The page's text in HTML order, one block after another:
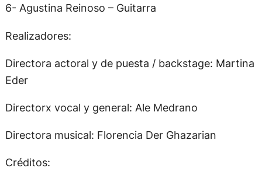
6- Agustina Reinoso – Guitarra
Realizadores:
Directora actoral y de puesta / backstage: Martina
Eder
Directorx vocal y general: Ale Medrano
Directora musical: Florencia Der Ghazarian
Créditos: